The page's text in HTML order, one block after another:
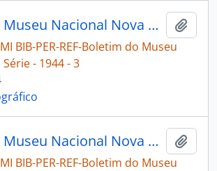
[Boletim do Museu Nacional Nova Série: Geologia]
BIB-PER-REF-Boletim do Museu
- 1944 - 3
[Boletim do Museu Nacional Nova Série: Geologia]
BIB-PER-REF-Boletim do Museu